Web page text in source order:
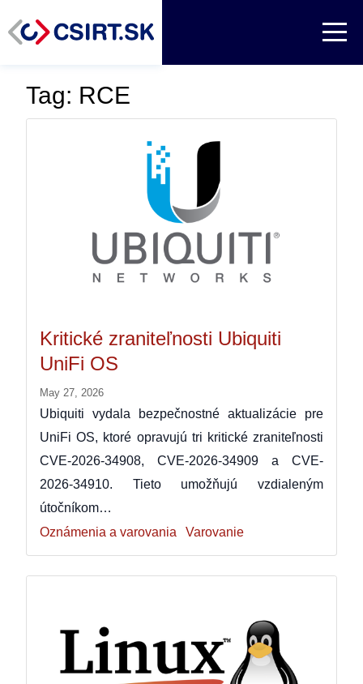
Tag: RCE
Kritické zraniteľnosti Ubiquiti
UniFi OS
May 27, 2026
Ubiquiti vydala bezpečnostné aktualizácie pre
UniFi OS, ktoré opravujú tri kritické zraniteľnosti
CVE-2026-34908, CVE-2026-34909 a CVE-
2026-34910. Tieto umožňujú vzdialeným
útočníkom…
Oznámenia a varovania
Varovanie